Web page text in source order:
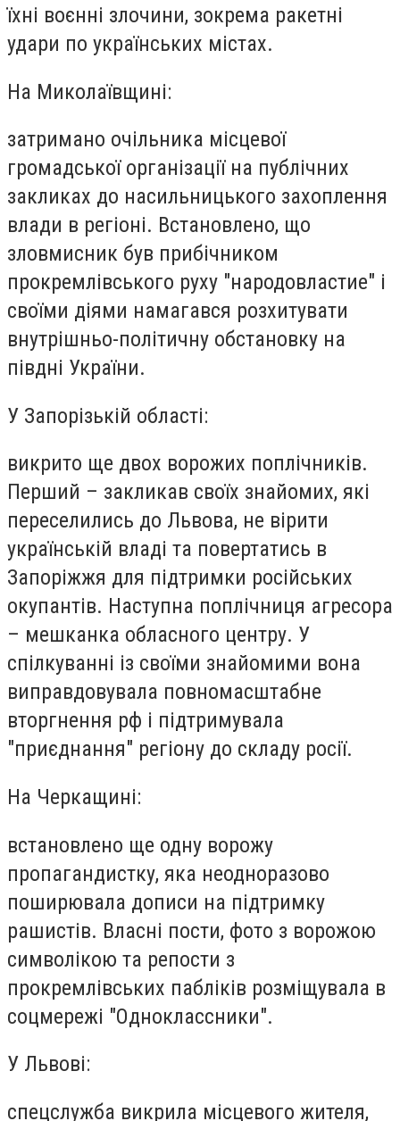
їхні воєнні злочини, зокрема ракетні
удари по українських містах.
На Миколаївщині:
затримано очільника місцевої
громадської організації на публічних
закликах до насильницького захоплення
влади в регіоні. Встановлено, що
зловмисник був прибічником
прокремлівського руху "народовластие" і
своїми діями намагався розхитувати
внутрішньо-політичну обстановку на
півдні України.
У Запорізькій області:
викрито ще двох ворожих поплічників.
Перший – закликав своїх знайомих, які
переселились до Львова, не вірити
українській владі та повертатись в
Запоріжжя для підтримки російських
окупантів. Наступна поплічниця агресора
– мешканка обласного центру. У
спілкуванні із своїми знайомими вона
виправдовувала повномасштабне
вторгнення рф і підтримувала
"приєднання" регіону до складу росії.
На Черкащині:
встановлено ще одну ворожу
пропагандистку, яка неодноразово
поширювала дописи на підтримку
рашистів. Власні пости, фото з ворожою
символікою та репости з
прокремлівських пабліків розміщувала в
соцмережі "Одноклассники".
У Львові:
спецслужба викрила місцевого жителя,